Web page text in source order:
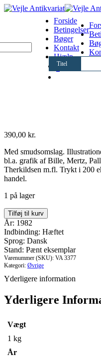
Titel
Forside
Betingelser
Bøger
Kontakt
Hjælp
390,00 kr.
Med smudsomslag.
bl.a. grafik af Bille, Mertz,
Therkildsen m.fl. Trykt i 200
handel.
1 på lager
Svend
Wiig
Hansen.
På
60-
årsdagen
den
20.
december
antal
Tilføj til kurv
År: 1982
Indbinding: Hæftet
Sprog: Dansk
Stand: Pænt eksemplar
Varenummer (SKU): VA 3377
Kategori: Øvrige
Yderligere information
Yderligere
Vægt
1 kg
År